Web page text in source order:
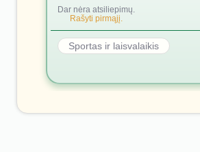
Dar nėra atsiliepimų.
Rašyti pirmąjį.
Sportas ir laisvalaikis